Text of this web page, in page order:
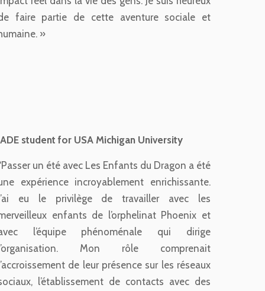
faire partie de cette aventure sociale et
»
student for USA Michigan University
un été avec Les Enfants du Dragon a été
expérience incroyablement enrichissante.
eu le privilège de travailler avec les
enfants de l’orphelinat Phoenix et
l’équipe phénoménale qui dirige
Mon rôle comprenait
de leur présence sur les réseaux
l’établissement de contacts avec des